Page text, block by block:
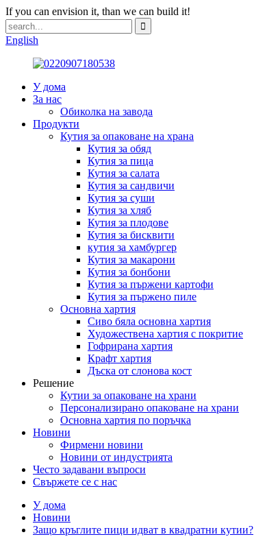
If you can envision it, than we can build it!
English
У дома
За нас
Обиколка на завода
Продукти
Кутия за опаковане на храна
Кутия за обяд
Кутия за пица
Кутия за салата
Кутия за сандвичи
Кутия за суши
Кутия за хляб
Кутия за плодове
Кутия за бисквити
кутия за хамбургер
Кутия за макарони
Кутия за бонбони
Кутия за пържени картофи
Кутия за пържено пиле
Основна хартия
Сиво бяла основна хартия
Художествена хартия с покритие
Гофрирана хартия
Крафт хартия
Дъска от слонова кост
Решение
Кутии за опаковане на храни
Персонализирано опаковане на храни
Основна хартия по поръчка
Новини
Фирмени новини
Новини от индустрията
Често задавани въпроси
Свържете се с нас
У дома
Новини
Защо кръглите пици идват в квадратни кутии?